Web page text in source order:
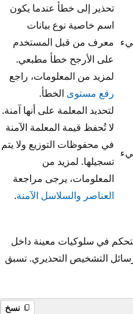
تحذير إلى خطأ عندما يكون
اسم خاصية نوع بيانات
معرف من قبل المستخدم
على الأرجح خطأ مطبعي.
لمزيد من المعلومات، راجع
رفع مستوى الخطأ.
لتحديد المعلمة على أنها آمنة.
لا تُحفظ قيمة المعلمة الآمنة
في محفوظات التوزيع ولا يتم
تسجيلها. لمزيد من
المعلومات، يرجى مراجعة
العناصر والسلاسل الآمنة.
في سلوكيات معينة داخل
رسائل التشخيص التحذيري. تسبق
نسخ